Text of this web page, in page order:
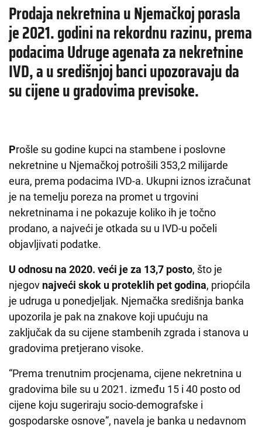
Prodaja nekretnina u Njemačkoj porasla
je 2021. godini na rekordnu razinu, prema
podacima Udruge agenata za nekretnine
IVD, a u središnjoj banci upozoravaju da
su cijene u gradovima previsoke.
Prošle su godine kupci na stambene i poslovne
nekretnine u Njemačkoj potrošili 353,2 milijarde
eura, prema podacima IVD-a. Ukupni iznos izračunat
je na temelju poreza na promet u trgovini
nekretninama i ne pokazuje koliko ih je točno
prodano, a najveći je otkada su u IVD-u počeli
objavljivati podatke.
U odnosu na 2020. veći je za 13,7 posto, što je
njegov najveći skok u proteklih pet godina, priopćila
je udruga u ponedjeljak. Njemačka središnja banka
upozorila je pak na znakove koji upućuju na
zaključak da su cijene stambenih zgrada i stanova u
gradovima pretjerano visoke.
“Prema trenutnim procjenama, cijene nekretnina u
gradovima bile su u 2021. između 15 i 40 posto od
cijene koju sugeriraju socio-demografske i
gospodarske osnove”, navela je banka u nedavnom